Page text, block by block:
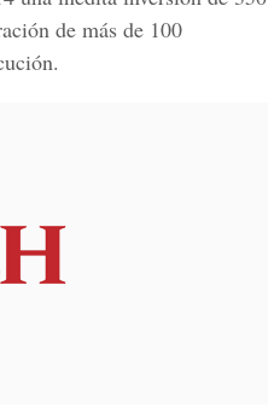
de más de 100